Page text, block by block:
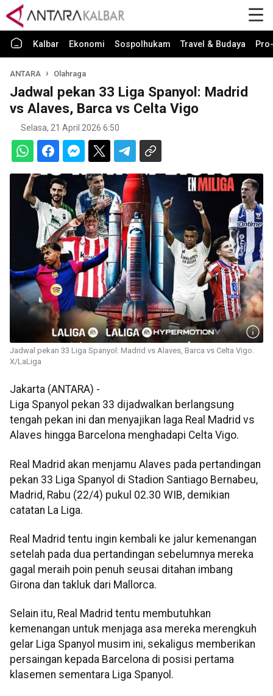
Kalbar Ekonomi Sospolhukam Travel & Budaya
ANTARA Olahraga
Jadwal pekan 33 Liga Spanyol: Madrid
vs Alaves, Barca vs Celta Vigo
Selasa, 21 April 2026 6:50
Jadwal pekan 33 Liga Spanyol: Madrid vs Alaves, Barca vs Celta Vigo.
X/LaLiga
Jakarta (ANTARA) -
Liga Spanyol pekan 33 dijadwalkan berlangsung
tengah pekan ini dan menyajikan laga Real Madrid vs
Alaves hingga Barcelona menghadapi Celta Vigo.
Real Madrid akan menjamu Alaves pada pertandingan
pekan 33 Liga Spanyol di Stadion Santiago Bernabeu,
Madrid, Rabu (22/4) pukul 02.30 WIB, demikian
catatan La Liga.
Real Madrid tentu ingin kembali ke jalur kemenangan
setelah pada dua pertandingan sebelumnya mereka
gagal meraih poin penuh seusai ditahan imbang
Girona dan takluk dari Mallorca.
Selain itu, Real Madrid tentu membutuhkan
kemenangan untuk menjaga asa mereka merengkuh
gelar Liga Spanyol musim ini, sekaligus memberikan
persaingan kepada Barcelona di posisi pertama
klasemen sementara Liga Spanyol.